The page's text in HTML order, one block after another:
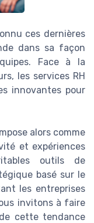
ces dernières
dans sa façon
Face à la
les services RH
innovantes pour
alors comme
et expériences
outils de
basé sur le
les entreprises
invitons à faire
cette tendance